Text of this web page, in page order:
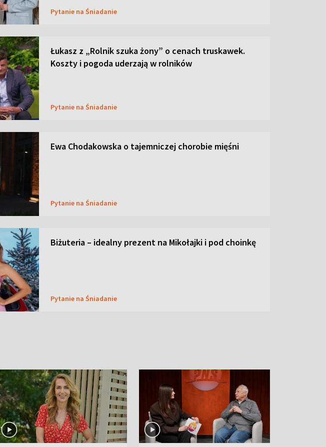
Pytanie na Śniadanie
Łukasz z „Rolnik szuka żony” o cenach truskawek.
Koszty i pogoda uderzają w rolników
Pytanie na Śniadanie
Ewa Chodakowska o tajemniczej chorobie mięśni
Pytanie na Śniadanie
Biżuteria – idealny prezent na Mikołajki i pod choinkę
Pytanie na Śniadanie